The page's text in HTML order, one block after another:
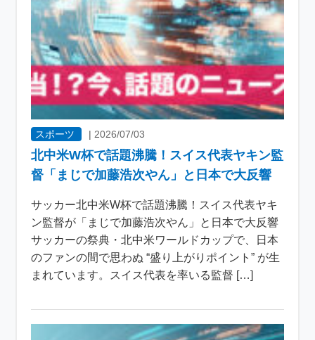
スポーツ | 2026/07/03
北中米W杯で話題沸騰！スイス代表ヤキン監
督「まじで加藤浩次やん」と日本で大反響
サッカー北中米W杯で話題沸騰！スイス代表ヤキ
ン監督が「まじで加藤浩次やん」と日本で大反響
サッカーの祭典・北中米ワールドカップで、日本
のファンの間で思わぬ “盛り上がりポイント” が生
まれています。スイス代表を率いる監督 […]